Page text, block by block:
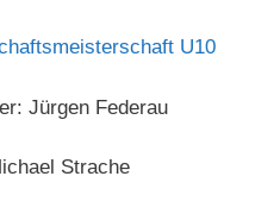
U10
Jürgen Federau
Strache